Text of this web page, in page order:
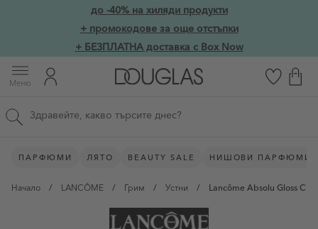
Прескачане към съдържаниетодо -40% на хиляди продукти
+ промокодове за още отстъпки
+ БЕЗПЛАТНА доставка с Box Now
Меню
ПАРФЮМИ ЛЯТО BEAUTY SALE НИШОВИ ПАРФЮМИ
Начало / LANCÔME / Грим / Устни / Lancôme Absolu Gloss